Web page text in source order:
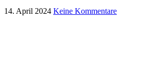
14. April 2024 Keine Kommentare